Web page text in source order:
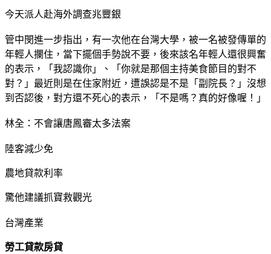
今天派人赴海外調查兆豐銀
管中閔進一步指出，有一次他在台灣大學，被一名被發傳單的
年輕人攔住，當下擺個手勢說不要，後來該名年輕人還很興奮
的表示，「我認識你」、「你就是那個主持美食節目的對不
對？」最近則是在住家附近，遭誤認是不是「副院長？」沒想
到否認後，對方還不死心的表示，「不是嗎？真的好像喔！」
林全：不會讓唐鳳審太多法案
陸客減少免
農地貸款利率
驚他建議抓寶救觀光
台灣產業
勞工貸款房貸